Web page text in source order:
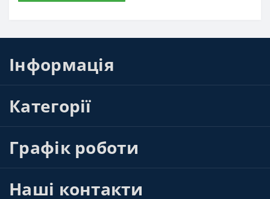
Інформація
Категорії
Графік роботи
Наші контакти